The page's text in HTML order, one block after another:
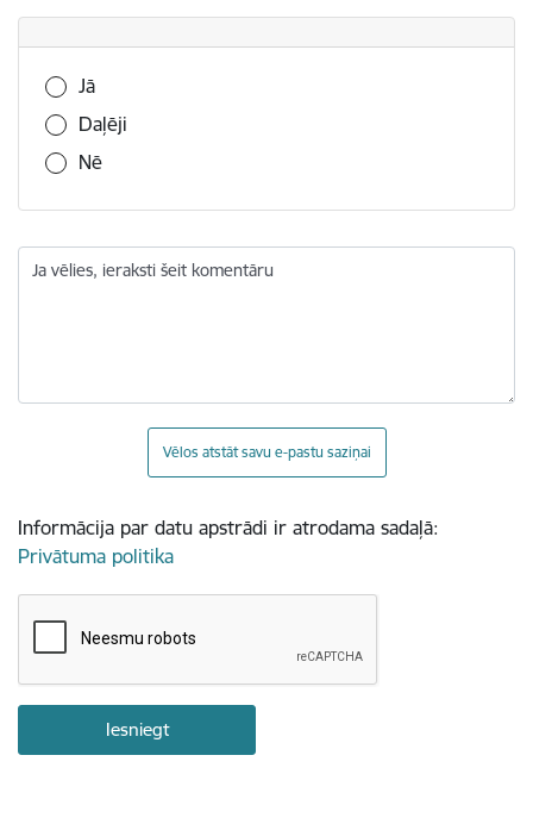
Vai šī informācija bija noderīga?
Jā
Daļēji
Nē
Ja vēlies, ieraksti šeit komentāru
Vēlos atstāt savu e-pastu saziņai
Informācija par datu apstrādi ir atrodama sadaļā:
Privātuma politika